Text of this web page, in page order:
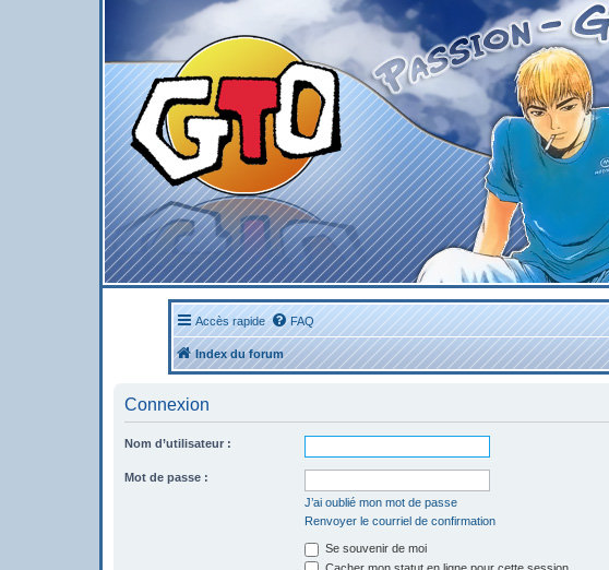
Accès rapide FAQ
Index du forum
Connexion
Nom d’utilisateur :
Mot de passe :
J’ai oublié mon mot de passe
Renvoyer le courriel de confirmation
Se souvenir de moi